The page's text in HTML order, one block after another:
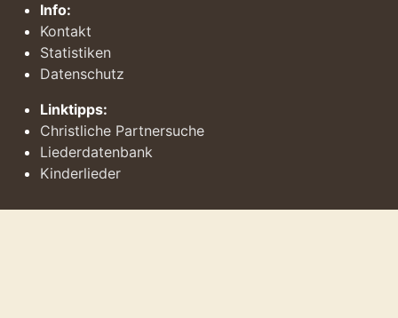
Info:
Kontakt
Statistiken
Datenschutz
Linktipps:
Christliche Partnersuche
Liederdatenbank
Kinderlieder